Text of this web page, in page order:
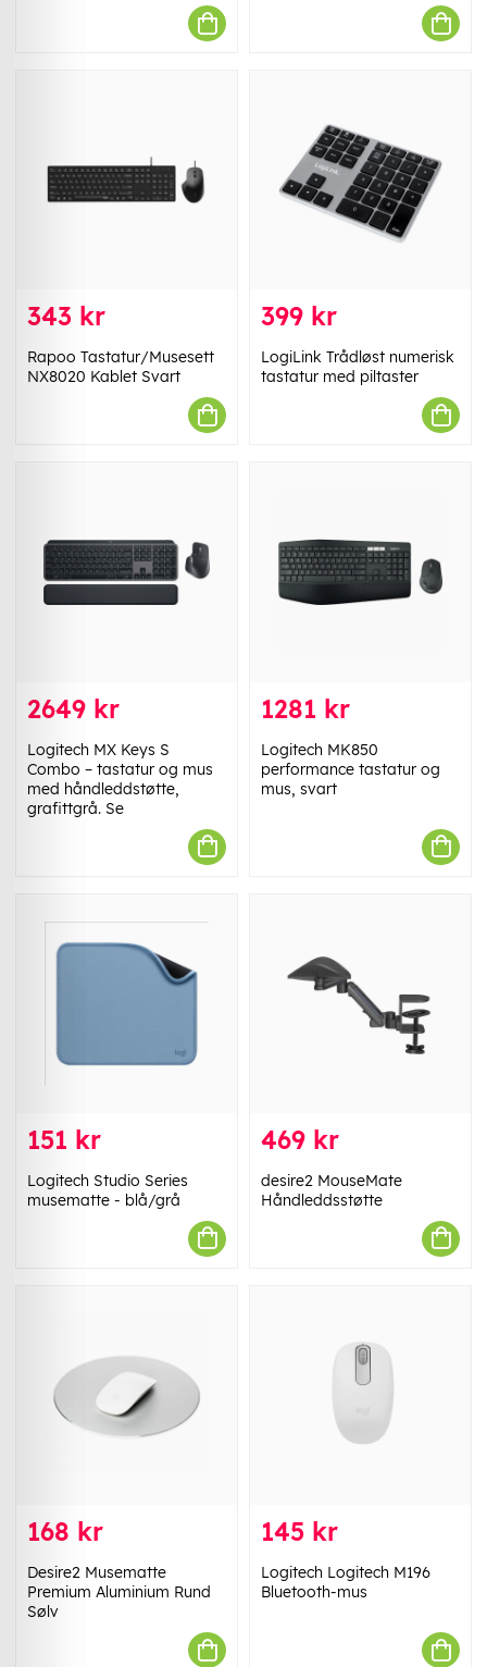
343 kr
Rapoo Tastatur/Musesett
NX8020 Kablet Svart
399 kr
LogiLink Trådløst numerisk
tastatur med piltaster
2649 kr
Logitech MX Keys S
Combo – tastatur og mus
med håndleddstøtte,
grafittgrå. Se
1281 kr
Logitech MK850
performance tastatur og
mus, svart
151 kr
Logitech Studio Series
musematte - blå/grå
469 kr
desire2 MouseMate
Håndleddsstøtte
168 kr
Desire2 Musematte
Premium Aluminium Rund
Sølv
145 kr
Logitech Logitech M196
Bluetooth-mus